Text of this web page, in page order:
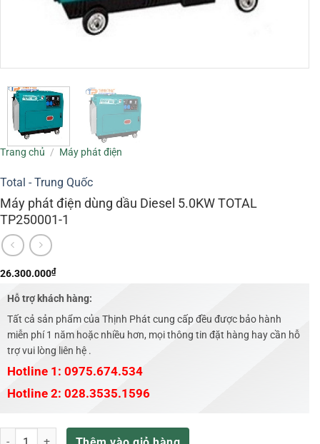
Trang chủ / Máy phát điện
Total - Trung Quốc
Máy phát điện dùng dầu Diesel 5.0KW TOTAL
TP250001-1
26.300.000₫
Hỗ trợ khách hàng:
Tất cả sản phẩm của Thịnh Phát cung cấp đều được bảo hành
miễn phí 1 năm hoặc nhiều hơn, mọi thông tin đặt hàng hay cần hỗ
trợ vui lòng liên hệ .
Hotline 1: 0975.674.534
Hotline 2: 028.3535.1596
Máy phát điện dùng dầu Diesel 5.0KW TOTAL TP250001-1 số lượng